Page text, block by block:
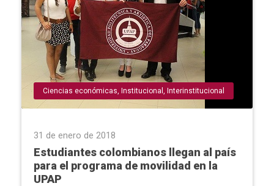
Ciencias económicas Institucional Interinstitucional
31 de enero de 2018
Estudiantes colombianos llegan al país
para el programa de movilidad en la
UPAP